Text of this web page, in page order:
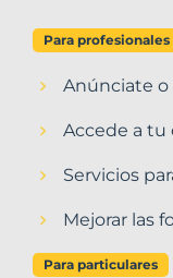
Para profesionales
Anúnciate
Accede a tu
Servicios
Mejorar las
Para particulares